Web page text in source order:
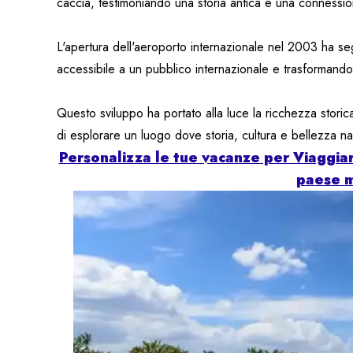
L'apertura dell'aeroporto internazionale nel 2003 ha
accessibile a un pubblico internazionale e
Questo sviluppo ha portato alla luce la ricchezza
di esplorare un luogo dove storia, cultura e bellezza
Personalizza le tue vacanze per
paese